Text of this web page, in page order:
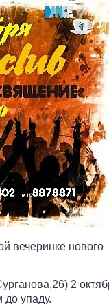
вечеринке нового
2
до упаду.